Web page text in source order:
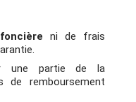
ni de frais
une partie de la
de remboursement